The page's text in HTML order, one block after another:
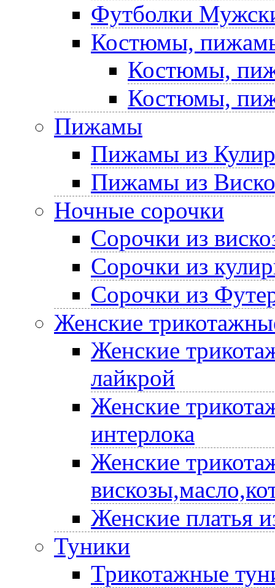
Футболки
Костюмы,
Костюмы,
Костюмы,
Пижамы
Пижамы из
Пижамы из
Ночные сорочки
Сорочки из
Сорочки из
Сорочки из
Женские
Женские
лайкрой
Женские
интерлока
Женские
Женские платья
Туники
Трикотажные